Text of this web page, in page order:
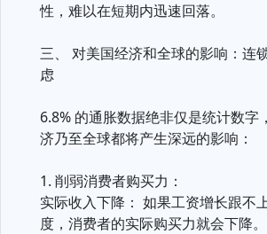
性，难以在短期内迅速回落。
三、 对美国经济和全球的影响：连
虑
6.8% 的通胀数据绝非仅是统计数字
济乃至全球都将产生深远的影响：
1. 削弱消费者购买力：
实际收入下降： 如果工资增长跟不
度，消费者的实际购买力就会下降